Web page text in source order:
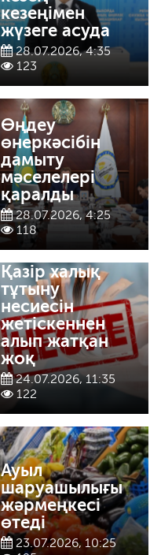
кезеңімен
жүзеге асуда
28.07.2026, 4:35
123
Өңдеу
өнеркәсібін
дамыту
мәселелері
қаралды
28.07.2026, 4:25
118
Қазір халық
тұтыну
несиесін
жетіскеннен
алып жатқан
жоқ
24.07.2026, 11:35
122
Ауыл
шаруашылығы
жәрмеңкесі
өтеді
23.07.2026, 10:25